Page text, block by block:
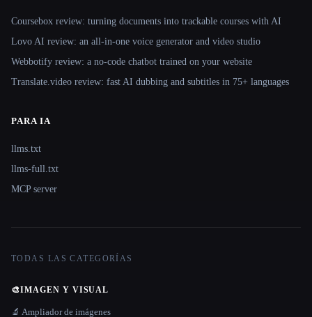
Coursebox review: turning documents into trackable courses with AI
Lovo AI review: an all-in-one voice generator and video studio
Webbotify review: a no-code chatbot trained on your website
Translate.video review: fast AI dubbing and subtitles in 75+ languages
PARA IA
llms.txt
llms-full.txt
MCP server
TODAS LAS CATEGORÍAS
🎨IMAGEN Y VISUAL
🔬 Ampliador de imágenes